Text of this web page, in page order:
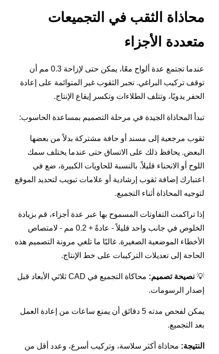
محاذاة الثقب في التجميعات
متعددة الأجزاء
عندما تجتمع عدة ألواح معًا، يمكن حتى لإزاحة 0.3 مم أن
توقف تركيب البراغي. تجبر الثقوب غير المتوائمة على إعادة
الحفر يدويًا، وتتلف الطلاءات وتكسر إيقاع الإنتاج.
تبدأ المحاذاة الجيدة في مرحلة التصميم بمساعدة الحاسوب:
ثقوب مرجعية إلى مسند أو حافة مشتركة بدلاً من بعضها
البعض. يحافظ ذلك على الاتساق حتى عندما يختلف سمك
اللوح أو الانحناء قليلاً. بالنسبة للحاويات الكبيرة، ضع في
اعتبارك إضافة ثقوب إرشادية أو علامات تبويب لتحديد الموقع
لتوجيه المحاذاة أثناء التجميع.
إذا تراكمت التفاوتات المسموح بها عبر عدة أجزاء، قم بزيادة
الخلوص في جانب واحد قليلاً - عادةً + 0.2 مم - لامتصاص
الأخطاء الموضعية الصغيرة. غالبًا ما تلغي مرونة التصميم هذه
الحاجة إلى تعديلات التركيبات على خط الإنتاج.
💡 نصيحة تصميم:
محاكاة التجميع في CAD ثلاثي الأبعاد قبل
إصدار الرسومات.
يمكن لفحص مدته 5 دقائق أن يمنع ساعات من إعادة العمل
بعد التجميع.
النتيجة: محاذاة أكثر سلاسة، وتركيب أسرع، وعدد أقل من